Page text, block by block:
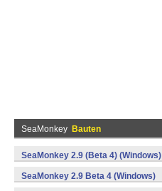
SeaMonkey Bauten
SeaMonkey 2.9 (Beta 4) (Windows)
SeaMonkey 2.9 Beta 4 (Windows)